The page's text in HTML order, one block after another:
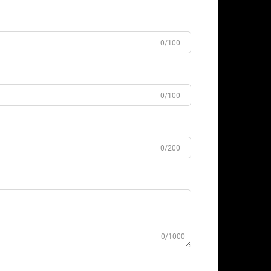
0/100
0/100
0/200
0/1000